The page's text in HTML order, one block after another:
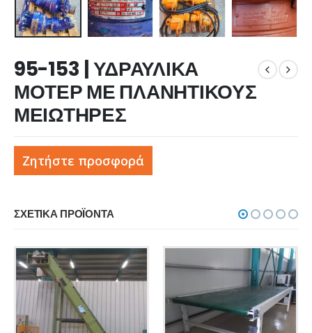
95-153 | ΥΔΡΑΥΛΙΚΑ
ΜΟΤΕΡ ΜΕ ΠΛΑΝΗΤΙΚΟΥΣ
ΜΕΙΩΤΗΡΕΣ
Ζητήστε προσφορά
ΣΧΕΤΙΚΆ ΠΡΟΪΌΝΤΑ
ΔΙΆΦΟΡΑ,ΔΙΆΦΟΡΑ ΜΗΧΑΝΉΜΑΤΑ ΑΝΑΚΎΚΛΩΣΗΣ